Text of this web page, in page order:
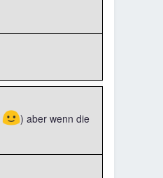
🙂) aber wenn die